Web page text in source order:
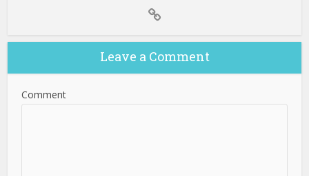
Leave a Comment
Comment